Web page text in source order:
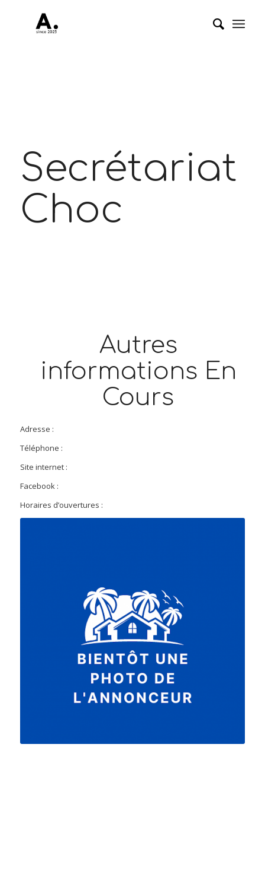
Secrétariat
Choc
Autres
informations En
Cours
Adresse :
Téléphone :
Site internet :
Facebook :
Horaires d’ouvertures :